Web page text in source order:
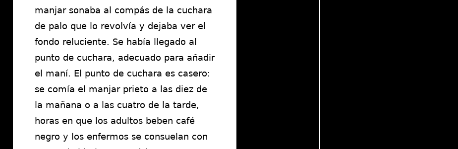
manjar sonaba al compás de la cuchara
de palo que lo revolvía y dejaba ver el
fondo reluciente. Se había llegado al
punto de cuchara, adecuado para añadir
el maní. El punto de cuchara es casero:
se comía el manjar prieto a las diez de
la mañana o a las cuatro de la tarde,
horas en que los adultos beben café
negro y los enfermos se consuelan con